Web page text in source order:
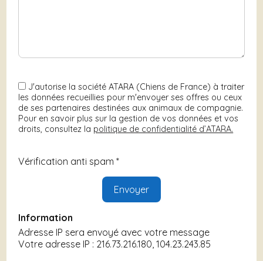
J'autorise la société ATARA (Chiens de France) à traiter
les données recueillies pour m'envoyer ses offres ou ceux
de ses partenaires destinées aux animaux de compagnie.
Pour en savoir plus sur la gestion de vos données et vos
droits, consultez la politique de confidentialité d’ATARA.
Vérification anti spam *
Information
Adresse IP sera envoyé avec votre message
Votre adresse IP : 216.73.216.180, 104.23.243.85